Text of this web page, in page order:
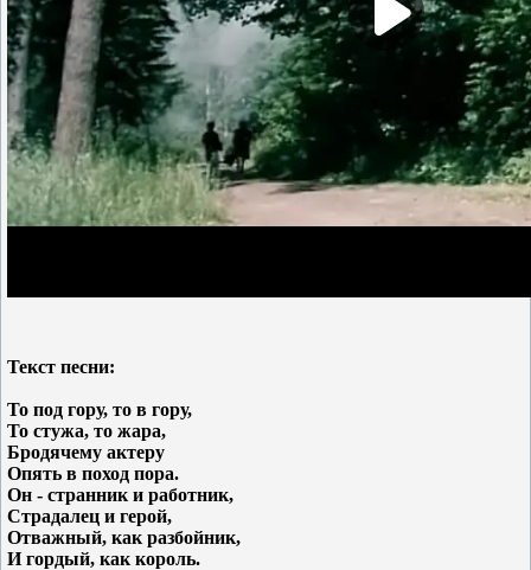
Текст песни:
То под гору, то в гору,
То стужа, то жара,
Бродячему актеру
Опять в поход пора.
Он - странник и работник,
Страдалец и герой,
Отважный, как разбойник,
И гордый, как король.